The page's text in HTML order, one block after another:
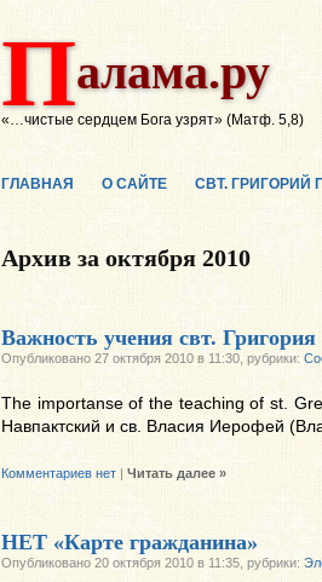
Палама.ру
«…чистые сердцем Бога узрят» (Матф. 5,8)
ГЛАВНАЯ О САЙТЕ СВТ. ГРИГОРИЙ
Архив за октября 2010
Важность учения свт.
Опубликовано 27 октября 2010 в 11:30, рубрики:
The importanse of the teaching of st.
Навпактский и св. Власия Иерофей
Комментариев нет | Читать далее »
НЕТ «Карте гражданина»
Опубликовано 20 октября 2010 в 11:35, рубрики: